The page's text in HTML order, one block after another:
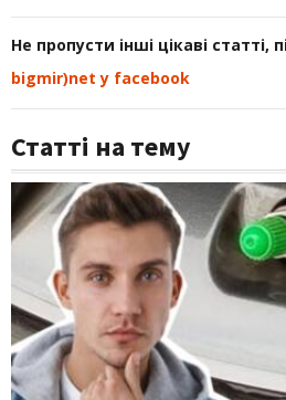
Не пропусти інші цікаві статті,
bigmir)net у facebook
Статті на тему